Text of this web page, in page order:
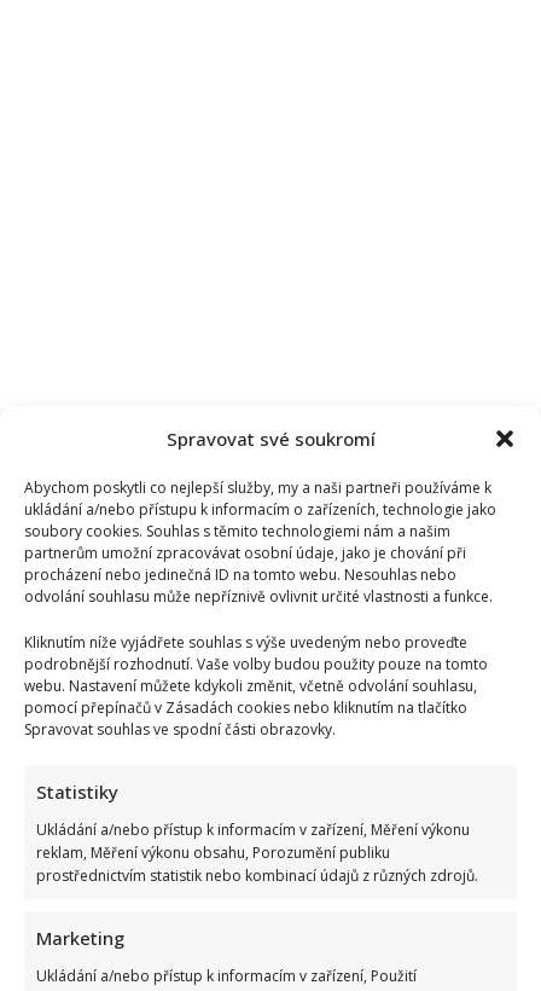
Spravovat své soukromí
Abychom poskytli co nejlepší služby, my a naši partneři používáme k
ukládání a/nebo přístupu k informacím o zařízeních, technologie jako
soubory cookies. Souhlas s těmito technologiemi nám a našim
partnerům umožní zpracovávat osobní údaje, jako je chování při
procházení nebo jedinečná ID na tomto webu. Nesouhlas nebo
odvolání souhlasu může nepříznivě ovlivnit určité vlastnosti a funkce.
Kliknutím níže vyjádřete souhlas s výše uvedeným nebo proveďte
podrobnější rozhodnutí. Vaše volby budou použity pouze na tomto
webu. Nastavení můžete kdykoli změnit, včetně odvolání souhlasu,
pomocí přepínačů v Zásadách cookies nebo kliknutím na tlačítko
Spravovat souhlas ve spodní části obrazovky.
Statistiky
Ukládání a/nebo přístup k informacím v zařízení, Měření výkonu
reklam, Měření výkonu obsahu, Porozumění publiku
prostřednictvím statistik nebo kombinací údajů z různých zdrojů.
Marketing
Ukládání a/nebo přístup k informacím v zařízení, Použití